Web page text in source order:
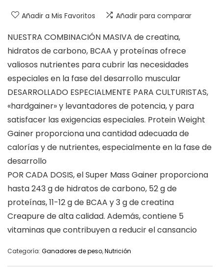
Añadir a Mis Favoritos Añadir para comparar
NUESTRA COMBINACIÓN MASIVA de creatina,
hidratos de carbono, BCAA y proteínas ofrece
valiosos nutrientes para cubrir las necesidades
especiales en la fase del desarrollo muscular
DESARROLLADO ESPECIALMENTE PARA CULTURISTAS,
«hardgainer» y levantadores de potencia, y para
satisfacer las exigencias especiales. Protein Weight
Gainer proporciona una cantidad adecuada de
calorías y de nutrientes, especialmente en la fase de
desarrollo
POR CADA DOSIS, el Super Mass Gainer proporciona
hasta 243 g de hidratos de carbono, 52 g de
proteínas, 11-12 g de BCAA y 3 g de creatina
Creapure de alta calidad. Además, contiene 5
vitaminas que contribuyen a reducir el cansancio
Categoría: Ganadores de peso,Nutrición